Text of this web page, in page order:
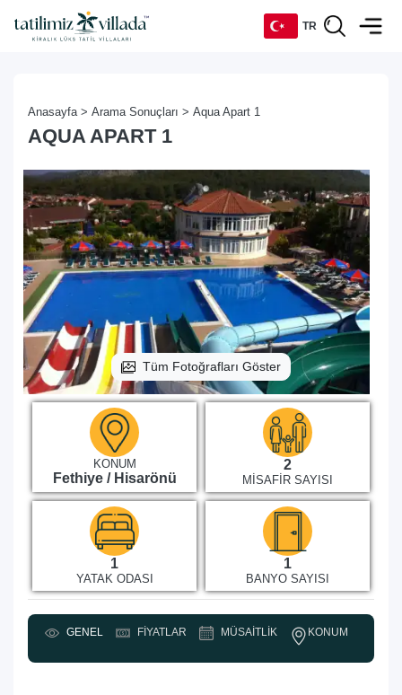
TR
RU
Anasayfa > Arama Sonuçları > Aqua Apart 1
AQUA APART 1
Tüm Fotoğrafları Göster
KONUM
Fethiye / Hisarönü
2
MISAFIR SAYISI
1
YATAK ODASI
1
BANYO SAYISI
GENEL FIYATLAR MÜSAITLIK KONUM